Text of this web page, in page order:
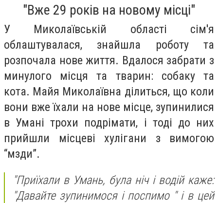
"Вже 29 років на новому місці"
У Миколаївській області сім'я
облаштувалася, знайшла роботу та
розпочала нове життя. Вдалося забрати з
минулого місця та тварин: собаку та
кота. Майя Миколаївна ділиться, що коли
вони вже їхали на нове місце, зупинилися
в Умані трохи подрімати, і тоді до них
прийшли місцеві хулігани з вимогою
“мзди”.
"Приїхали в Умань, була ніч і водій каже:
"Давайте зупинимося і поспимо " і в цей